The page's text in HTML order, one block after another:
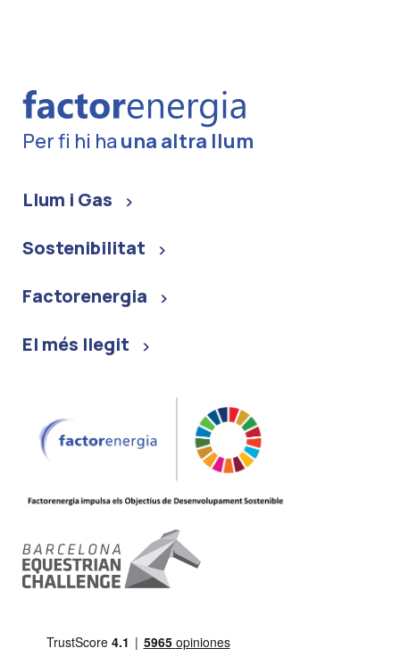
Per fi hi ha una altra llum
Llum i Gas
Sostenibilitat
Factorenergia
El més llegit